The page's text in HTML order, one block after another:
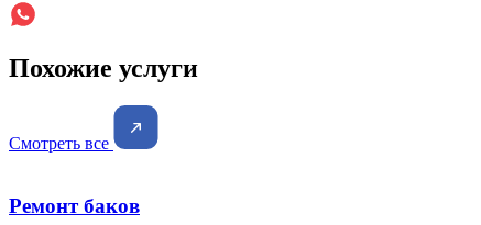
Похожие услуги
Смотреть все
Ремонт баков